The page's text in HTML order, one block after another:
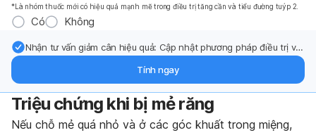
*Là nhóm thuốc mới có hiệu quả mạnh mẽ trong điều trị tăng cần và tiểu đường tuýp 2.
Có Không
Nhận tư vấn giảm cân hiệu quả: Cập nhật phương pháp điều trị và
Tính ngay
Triệu chứng khi bị mẻ răng
Nếu chỗ mẻ quá nhỏ và ở các góc khuất trong miệng,